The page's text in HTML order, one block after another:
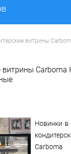
витрины
Carboma
Новинки в
Carboma